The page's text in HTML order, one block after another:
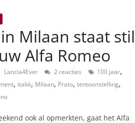
Milaan staat stil
Alfa Romeo
Lancia4Ever 2 reacties 100 jaar,
, italië, Milaan, Prato, tentoonstelling,
ook al opmerkten, gaat het Alfa